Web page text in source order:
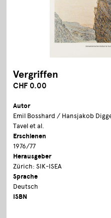
Vergriffen
CHF 0.00
Autor
Emil Bosshard / Hansjakob
Tavel et al.
Erschienen
1976/77
Herausgeber
Zürich: SIK-ISEA
Sprache
Deutsch
ISBN